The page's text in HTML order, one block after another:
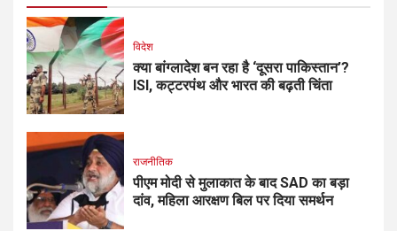
विदेश
क्या बांग्लादेश बन रहा है ‘दूसरा पाकिस्तान’?
ISI, कट्टरपंथ और भारत की बढ़ती चिंता
राजनीतिक
पीएम मोदी से मुलाकात के बाद SAD का बड़ा
दांव, महिला आरक्षण बिल पर दिया समर्थन